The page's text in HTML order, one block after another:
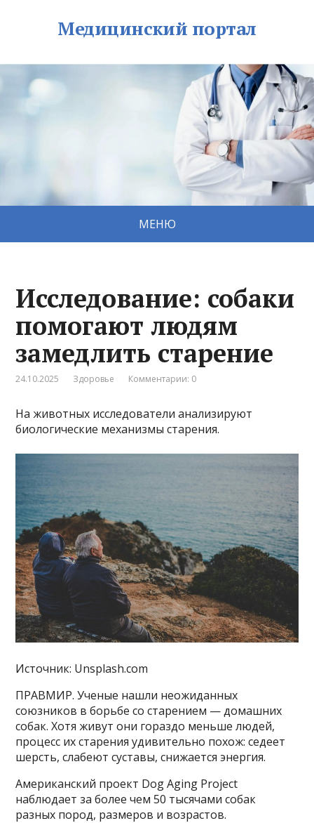
Медицинский портал
МЕНЮ
Исследование: собаки
помогают людям
замедлить старение
24.10.2025 Здоровье Комментарии: 0
На животных исследователи анализируют
биологические механизмы старения.
Источник: Unsplash.com
ПРАВМИР. Ученые нашли неожиданных
союзников в борьбе со старением — домашних
собак. Хотя живут они гораздо меньше людей,
процесс их старения удивительно похож: седеет
шерсть, слабеют суставы, снижается энергия.
Американский проект Dog Aging Project
наблюдает за более чем 50 тысячами собак
разных пород, размеров и возрастов.